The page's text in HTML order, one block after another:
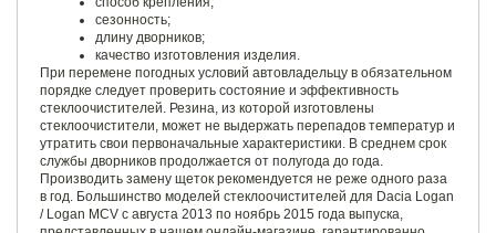
сезонность;
длину дворников;
качество изготовления изделия.
При перемене погодных условий автовладельцу в обязательном
порядке следует проверить состояние и эффективность
стеклоочистителей. Резина, из которой изготовлены
стеклоочистители, может не выдержать перепадов температур и
утратить свои первоначальные характеристики. В среднем срок
службы дворников продолжается от полугода до года.
Производить замену щеток рекомендуется не реже одного раза
в год. Большинство моделей стеклоочистителей для Dacia Logan
/ Logan MCV с августа 2013 по ноябрь 2015 года выпуска,